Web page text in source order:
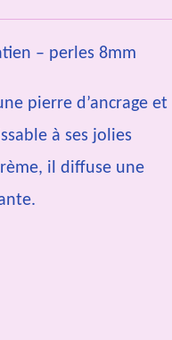
– perles 8mm
pierre d’ancrage et
à ses jolies
il diffuse une